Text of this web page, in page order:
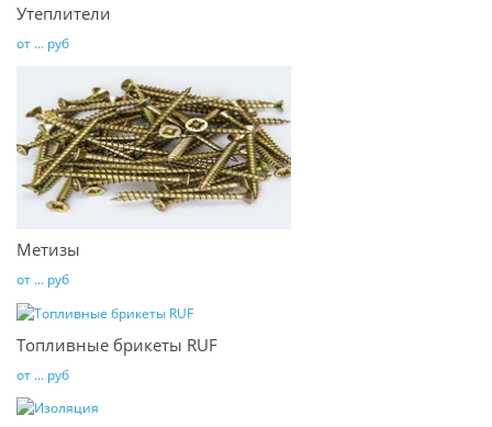
Утеплители
от ... руб
Метизы
от ... руб
Топливные брикеты RUF
от ... руб